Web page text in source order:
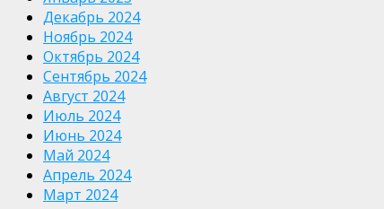
Декабрь 2024
Ноябрь 2024
Октябрь 2024
Сентябрь 2024
Август 2024
Июль 2024
Июнь 2024
Май 2024
Апрель 2024
Март 2024